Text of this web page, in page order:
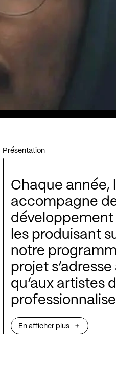
Présentation
Chaque année,
accompagne
développement
les produisant
notre
projet
qu’aux artistes
Venez
En afficher plus